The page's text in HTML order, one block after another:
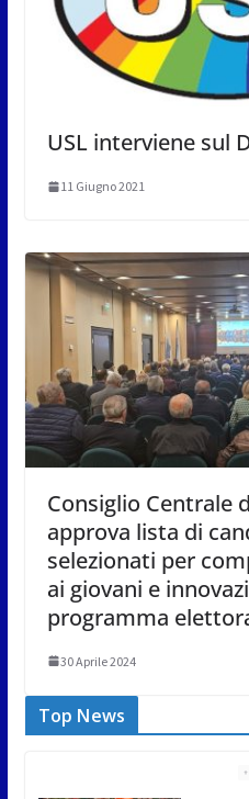
USL interviene sul
11 Giugno 2021
Consiglio Centrale
approva lista di
selezionati per
ai giovani e
programma
30 Aprile 2024
Top News